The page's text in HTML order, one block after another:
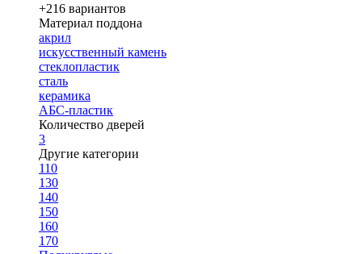
+216 вариантов
Материал поддона
акрил
искусственный камень
стеклопластик
сталь
керамика
АБС-пластик
Количество дверей
3
Другие категории
110
130
140
150
160
170